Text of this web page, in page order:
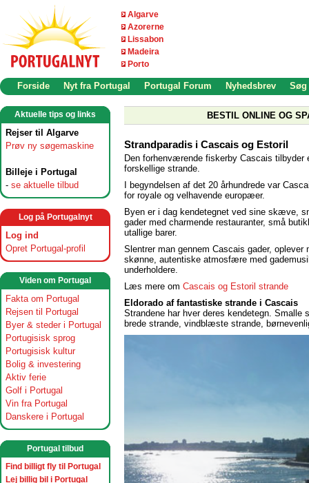
Algarve
Azorerne
Lissabon
Madeira
Porto
Forside Nyt fra Portugal Portugal Forum Nyhedsbrev Søg
Aktuelle tips og links
Rejser til Algarve
Prøv ny søgemaskine
Billeje i Portugal
- se aktuelle tilbud
Log på Portugalnyt
Log ind
Opret Portugal-profil
Viden om Portugal
Fakta om Portugal
Rejsen til Portugal
Byer & steder i Portugal
Portugisisk sprog
Portugisisk kultur
Bolig & investering
Aktiv ferie
Golf i Portugal
Vin fra Portugal
Danskere i Portugal
Portugal tilbud
Find billigt fly til Portugal
Lej billig bil i Portugal
BESTIL ONLINE OG
Strandparadis i Cascais og Estoril
Den forhenværende fiskerby Cascais
forskellige strande.
I begyndelsen af det 20 århundrede var
for royale og velhavende europæer.
Byen er i dag kendetegnet ved sine skæve,
gader med charmende restauranter, små
utallige barer.
Slentrer man gennem Cascais gader, oplever
skønne, autentiske atmosfære med
underholdere.
Læs mere om Cascais og Estoril strande
Eldorado af fantastiske strande i Cascais
Strandene har hver deres kendetegn. Smalle
brede strande, vindblæste strande,